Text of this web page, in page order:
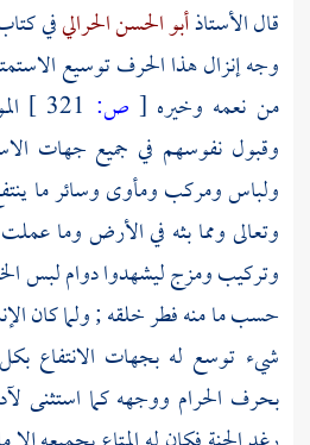
قال الأستاذأبو الحسن الحراليفي
وجه إنزال هذا الحرف توسيع
من نعمه وخيره [ ص:
وقبول نفوسهم في جميع جهات
ولباس ومركب ومأوى وسائر ما
وتعالى ومما بثه في الأرض وما
وتركيب ومزج ليشهدوا دوام لبس
حسب ما منه فطر خلقه ; ولما كان
شيء توسع له بجهات الانتفاع
بحرف الحرام ووجهه كما استثنى